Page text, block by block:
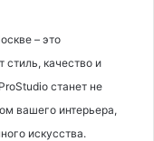
– это
стиль, качество и
станет не
вашего интерьера,
искусства.